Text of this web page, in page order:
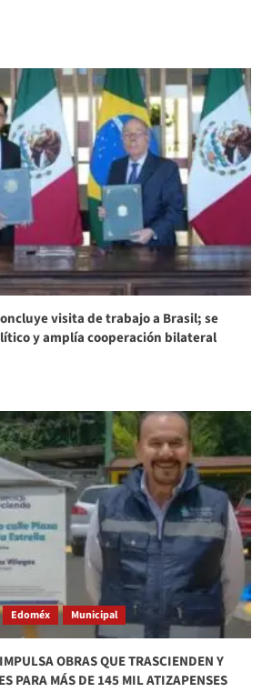
visita de trabajo a Brasil; se
y amplía cooperación bilateral
Edoméx Municipal
OBRAS QUE TRASCIENDEN Y
PARA MÁS DE 145 MIL ATIZAPENSES